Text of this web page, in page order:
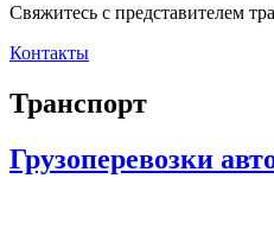
Свяжитесь с представителем
Контакты
Транспорт
Грузоперевозки